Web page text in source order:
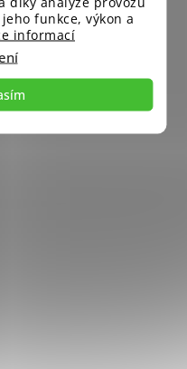
funkce, výkon a
informací